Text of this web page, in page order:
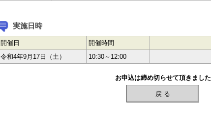
実施日時
開催日
開催時間
令和4年9月17日（土）
10:30～12:00
お申込は締め切らせて頂きました
戻 る